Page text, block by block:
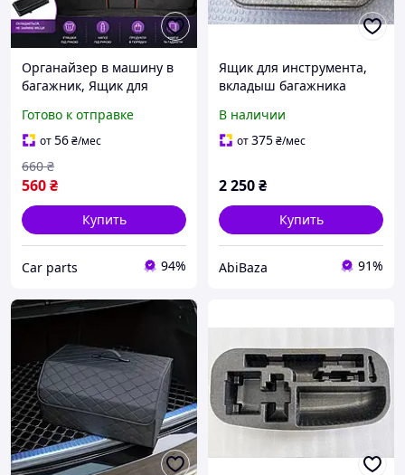
Органайзер в машину в
багажник, Ящик для
Автомобильный ящик,
черный
Готово к отправке
от56₴/мес
560₴
660 ₴
Купить
Сar parts 94%
Ящик для инструмента,
вкладыш багажника
Kona Electric 2020 91675-
K4021 / 09149-K4000
В наличии
от375₴/мес
2 250₴
Купить
AbiBaza 91%